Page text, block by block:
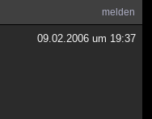
melden
09.02.2006 um 19:37